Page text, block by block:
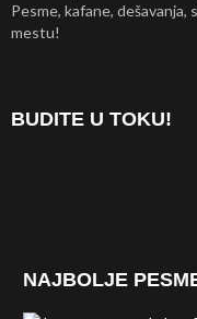
Pesme, kafane, dešavanja,
mestu!
BUDITE U TOKU!
NAJBOLJE